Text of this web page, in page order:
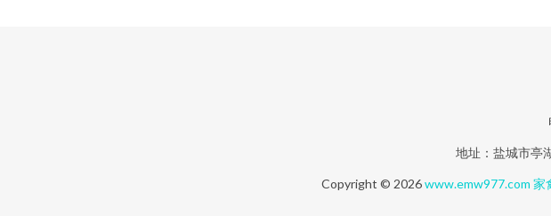
地址：盐城市亭
Copyright © 2026www.emw977.com 家